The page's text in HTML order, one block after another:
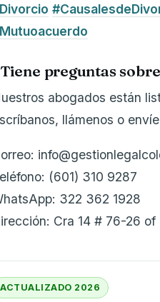
preguntas
abogados están
llámenos o
(601) 310 9287
322 362 1928
Cra 14 # 76-26
ACTUALIZADO 2026